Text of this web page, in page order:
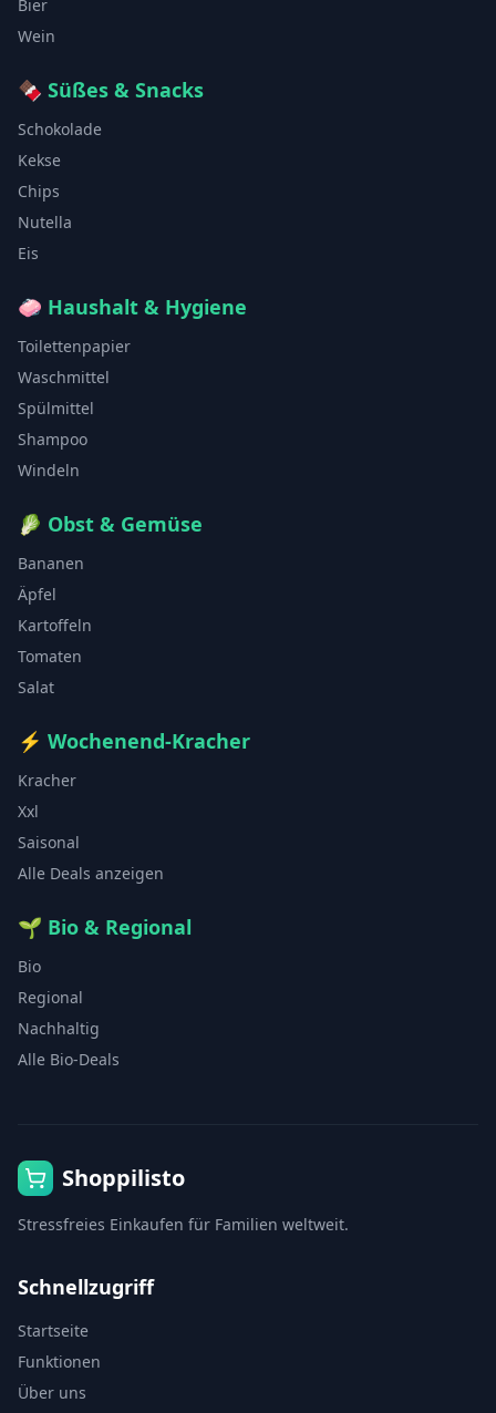
Bier
Wein
🍫 Süßes & Snacks
Schokolade
Kekse
Chips
Nutella
Eis
🧼 Haushalt & Hygiene
Toilettenpapier
Waschmittel
Spülmittel
Shampoo
Windeln
🥬 Obst & Gemüse
Bananen
Äpfel
Kartoffeln
Tomaten
Salat
⚡ Wochenend-Kracher
Kracher
Xxl
Saisonal
Alle Deals anzeigen
🌱 Bio & Regional
Bio
Regional
Nachhaltig
Alle Bio-Deals
Shoppilisto
Stressfreies Einkaufen für Familien weltweit.
Schnellzugriff
Startseite
Funktionen
Über uns